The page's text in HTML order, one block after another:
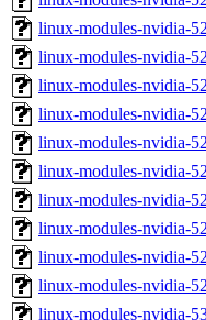
linux-modules-nvidia-
linux-modules-nvidia-
linux-modules-nvidia-
linux-modules-nvidia-
linux-modules-nvidia-
linux-modules-nvidia-
linux-modules-nvidia-
linux-modules-nvidia-
linux-modules-nvidia-
linux-modules-nvidia-
linux-modules-nvidia-